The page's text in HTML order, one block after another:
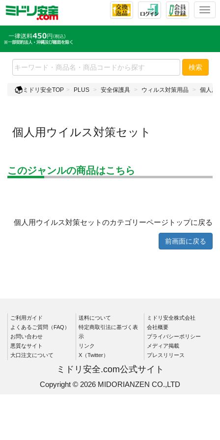
T
l
e
n
v
検索
ミドリ安全TOP PLUS 安全保護具 ウィルス対策用品 個人用
個人用ウイルス対策セット
このジャンルの商品はこちら
個人用ウイルス対策セットのカテゴリーページトップに戻る
前画面に戻る
ご利用ガイド
よくあるご質問（FAQ）
お問い合わせ
悪質なサイト
大口注文について
送料について
特定商取引法に基づく表
示
リンク
X（Twitter）
ミドリ安全株式会社
会社概要
プライバシーポリシー
メディア掲載
プレスリリース
ミドリ安全.com公式サイト
Copyright © 2026 MIDORIANZEN CO.,LTD